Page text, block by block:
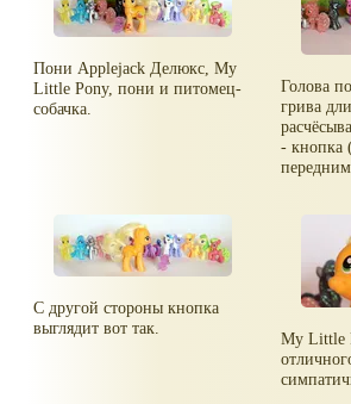
Пони Applejack Делюкс, My
Little Pony, пони и питомец-
собачка.
Голова
грива
- кнопка
С другой стороны кнопка
выглядит вот так.
My Little